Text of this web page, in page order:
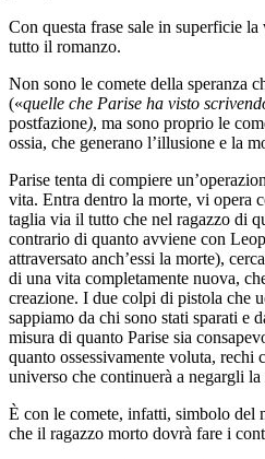
Con questa frase sale in superficie la
tutto il romanzo.
Non sono le comete della speranza
(«quelle che Parise ha visto
postfazione), ma sono proprio le
ossia, che generano l’illusione e la
Parise tenta di compiere
vita. Entra dentro la morte, vi opera
taglia via il tutto che nel ragazzo di
contrario di quanto avviene con
attraversato anch’essi la morte),
di una vita completamente nuova,
creazione. I due colpi di pistola che
sappiamo da chi sono stati sparati e
misura di quanto Parise sia
quanto ossessivamente voluta, rechi
universo che continuerà a negargli
È con le comete, infatti, simbolo del
che il ragazzo morto dovrà fare i